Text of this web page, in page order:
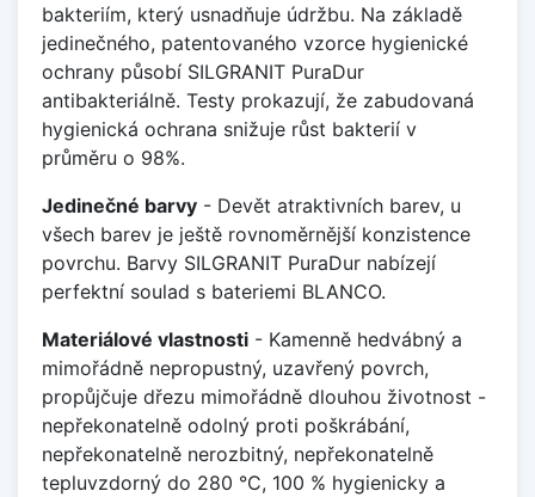
bakteriím, který usnadňuje údržbu. Na základě
jedinečného, patentovaného vzorce hygienické
ochrany působí SILGRANIT PuraDur
antibakteriálně. Testy prokazují, že zabudovaná
hygienická ochrana snižuje růst bakterií v
průměru o 98%.
Jedinečné barvy - Devět atraktivních barev, u
všech barev je ještě rovnoměrnější konzistence
povrchu. Barvy SILGRANIT PuraDur nabízejí
perfektní soulad s bateriemi BLANCO.
Materiálové vlastnosti - Kamenně hedvábný a
mimořádně nepropustný, uzavřený povrch,
propůjčuje dřezu mimořádně dlouhou životnost -
nepřekonatelně odolný proti poškrábání,
nepřekonatelně nerozbitný, nepřekonatelně
tepluvzdorný do 280 °C, 100 % hygienicky a